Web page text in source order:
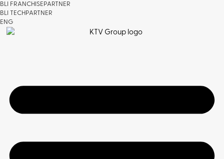
BLI FRANCHISEPARTNER
BLI TECHPARTNER
ENG